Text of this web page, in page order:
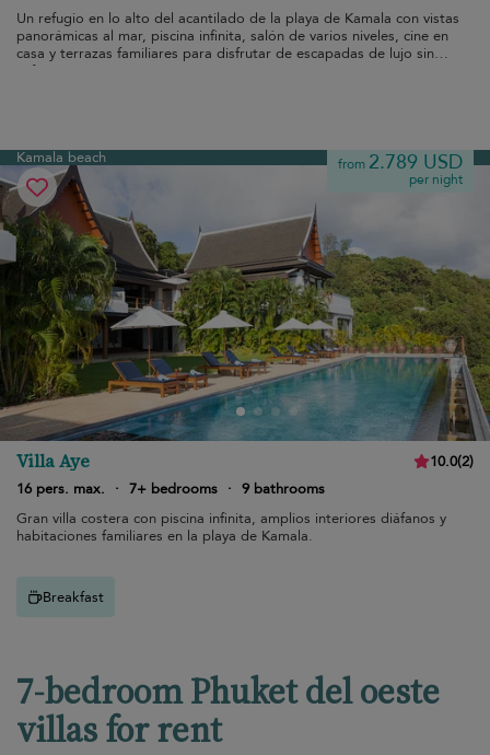
Un refugio en lo alto del acantilado de la playa de Kamala con vistas
panorámicas al mar, piscina infinita, salón de varios niveles, cine en
casa y terrazas familiares para disfrutar de escapadas de lujo sin
esfuerzo.
Kamala beach from 2.789 USD
per night
Villa Aye 10.0(2)
16 pers. max.
· 7+ bedrooms · 9 bathrooms
Gran villa costera con piscina infinita, amplios interiores diáfanos y
habitaciones familiares en la playa de Kamala.
Breakfast
7-bedroom Phuket del oeste
villas for rent